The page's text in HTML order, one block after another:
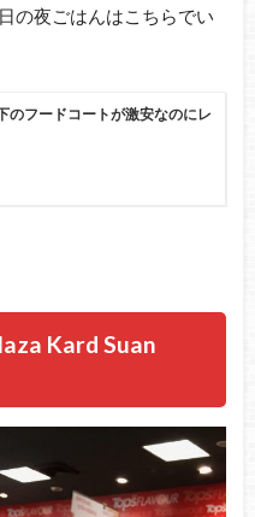
の夜ごはんはこちらでい
のフードコートが激安なのにレ
Kard Suan